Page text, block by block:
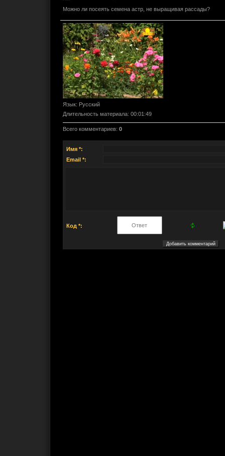
Можно ли посеять семена астр, не выращивая рассады?
Язык: Русский
Длительность материала: 00:01:49
Всего комментариев: 0
Имя *:
Email *:
Код *: